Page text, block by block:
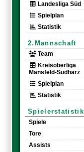
Landesliga Süd
Spielplan
Statistik
2.Mannschaft
Team
Kreisoberliga
Mansfeld-Südharz
Spielplan
Statistik
Spielerstatistik
Spiele
Tore
Assists